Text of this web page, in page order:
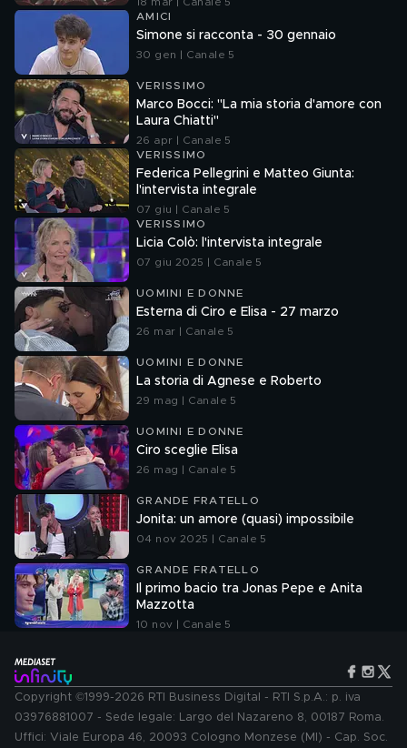
AMICI
Simone si racconta - 30 gennaio
30 gen | Canale 5
VERISSIMO
Marco Bocci: "La mia storia d'amore con
Laura Chiatti"
26 apr | Canale 5
VERISSIMO
Federica Pellegrini e Matteo Giunta:
l'intervista integrale
07 giu | Canale 5
VERISSIMO
Licia Colò: l'intervista integrale
07 giu 2025 | Canale 5
UOMINI E DONNE
Esterna di Ciro e Elisa - 27 marzo
26 mar | Canale 5
UOMINI E DONNE
La storia di Agnese e Roberto
29 mag | Canale 5
UOMINI E DONNE
Ciro sceglie Elisa
26 mag | Canale 5
GRANDE FRATELLO
Jonita: un amore (quasi) impossibile
04 nov 2025 | Canale 5
GRANDE FRATELLO
Il primo bacio tra Jonas Pepe e Anita
Mazzotta
10 nov | Canale 5
Copyright ©1999-2026 RTI Business Digital - RTI S.p.A.: p. iva
03976881007 - Sede legale: Largo del Nazareno 8, 00187 Roma.
Uffici: Viale Europa 46, 20093 Cologno Monzese (MI) - Cap. Soc.